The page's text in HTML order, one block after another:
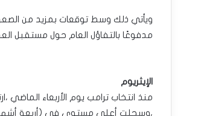
مدفوعًا بالتفاؤل العام حول مستقبل
الإيثريوم
،وسجلت أعلى مستوى فى (أربعة أشهر) عند 3,447.6 دولارًا لكل